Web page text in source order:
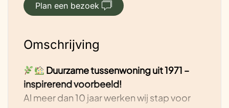
Plan een bezoek
Omschrijving
Duurzame tussenwoning uit 1971 –
inspirerend voorbeeld!
Al meer dan 10 jaar werken wij stap voor